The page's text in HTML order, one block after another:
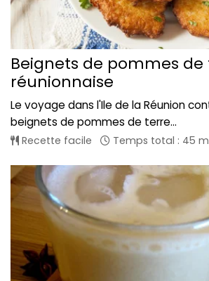
Beignets de pommes de
réunionnaise
Le voyage dans l'Ile de la Réunion
beignets de pommes de terre...
Recette facile Temps total : 45